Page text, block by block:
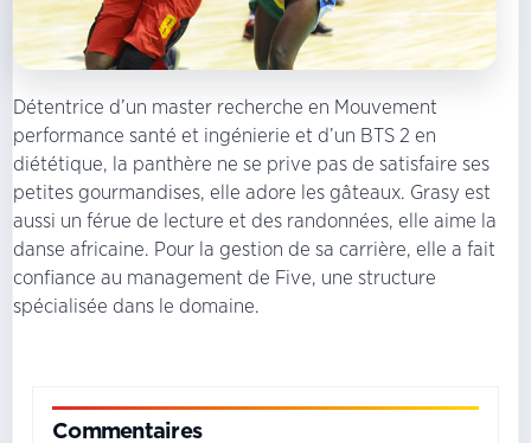
Détentrice d’un master recherche en Mouvement
performance santé et ingénierie et d’un BTS 2 en
diététique, la panthère ne se prive pas de satisfaire ses
petites gourmandises, elle adore les gâteaux. Grasy est
aussi un férue de lecture et des randonnées, elle aime la
danse africaine. Pour la gestion de sa carrière, elle a fait
confiance au management de Five, une structure
spécialisée dans le domaine.
Commentaires